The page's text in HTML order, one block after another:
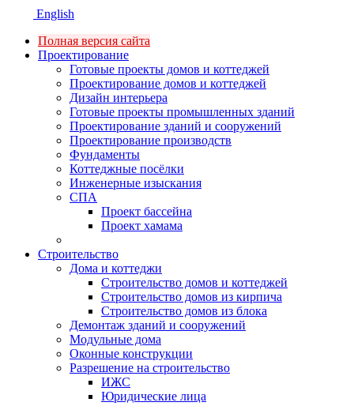
English
Полная версия сайта
Проектирование
Готовые проекты домов и коттеджей
Проектирование домов и коттеджей
Дизайн интерьера
Готовые проекты промышленных зданий
Проектирование зданий и сооружений
Проектирование производств
Фундаменты
Коттеджные посёлки
Инженерные изыскания
СПА
Проект бассейна
Проект хамама
Строительство
Дома и коттеджи
Строительство домов и коттеджей
Строительство домов из кирпича
Строительство домов из блока
Демонтаж зданий и сооружений
Модульные дома
Оконные конструкции
Разрешение на строительство
ИЖС
Юридические лица